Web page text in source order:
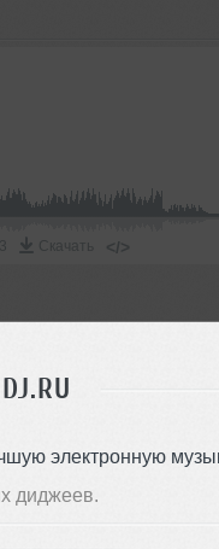
электронную
диджеев.
43 Скачать </>